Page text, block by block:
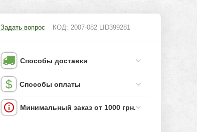
Задать вопрос КОД: 2007-082 LID399281
Способы доставки
Способы оплаты
Минимальный заказ от 1000 грн.